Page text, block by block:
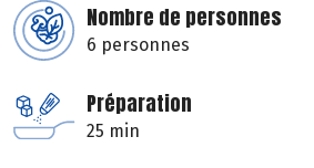
Nombre de personnes
6 personnes
Préparation
25 min